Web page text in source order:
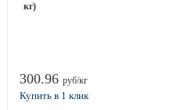
кг)
300.96 руб/кг